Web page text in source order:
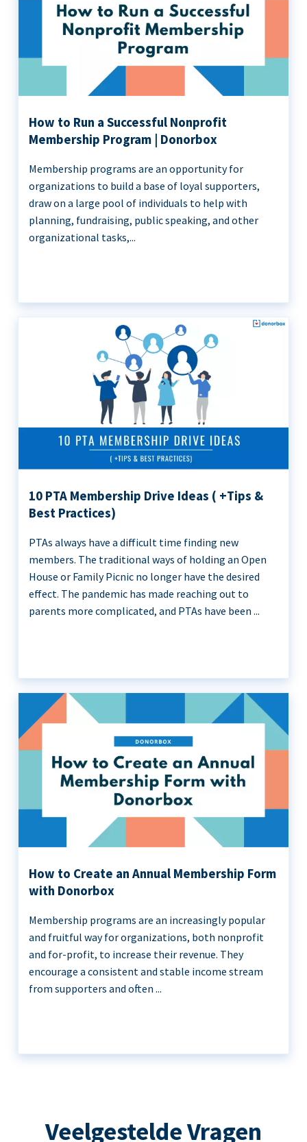
How to Run a Successful Nonprofit
Membership Program | Donorbox
Membership programs are an opportunity for
organizations to build a base of loyal supporters,
draw on a large pool of individuals to help with
planning, fundraising, public speaking, and other
organizational tasks,...
10 PTA Membership Drive Ideas ( +Tips &
Best Practices)
PTAs always have a difficult time finding new
members. The traditional ways of holding an Open
House or Family Picnic no longer have the desired
effect. The pandemic has made reaching out to
parents more complicated, and PTAs have been ...
How to Create an Annual Membership Form
with Donorbox
Membership programs are an increasingly popular
and fruitful way for organizations, both nonprofit
and for-profit, to increase their revenue. They
encourage a consistent and stable income stream
from supporters and often ...
Veelgestelde Vragen